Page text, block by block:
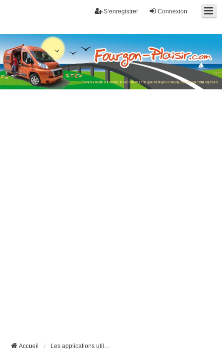
Connexion
S’enregistrer
Fourgon-plaisir.com
Forum de conseils et d'entraide des utilisateurs de fourgons, fourgons
aménagés, vans et de camping-car. Partagez votre expérience.
Accueil Les applications utiles pour les fourgons et les camping-cars